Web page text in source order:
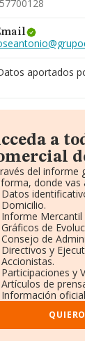
aportados
a
del informe
donde vas
Datos
Domicilio.
Informe Mercantil
Gráficos de
Consejo de
Directivos y
Accionistas.
Participaciones y
Artículos de
Información